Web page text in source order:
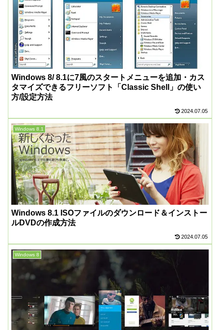
Windows 8/ 8.1に7風のスタートメニューを追加・カス
タマイズできるフリーソフト「Classic Shell」の使い
方/設定方法
2024.07.05
Windows 8.1
Windows 8.1 ISOファイルのダウンロード＆インストー
ルDVDの作成方法
2024.07.05
Windows 8